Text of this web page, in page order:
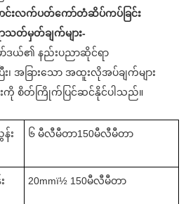
င်းလက်ပတ်ကော်တံဆိပ်ကပ်ခြင်း
တ်မှတ်ချက်များ-
ဒယ်၏ နည်းပညာဆိုင်ရာ
း၊ အခြားသော အထူးလိုအပ်ချက်များ
းကို စိတ်ကြိုက်ပြင်ဆင်နိုင်ပါသည်။
း
၆ မီလီမီတာ150မီလီမီတာ
20mmï½ 150မီလီမီတာ